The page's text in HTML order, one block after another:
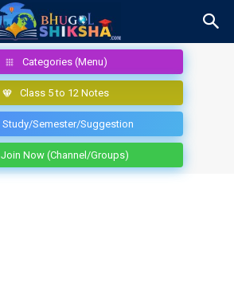
Categories (Menu)
Class 5 to 12 Notes
Study/Semester/Suggestion
Join Now (Channel/Groups)